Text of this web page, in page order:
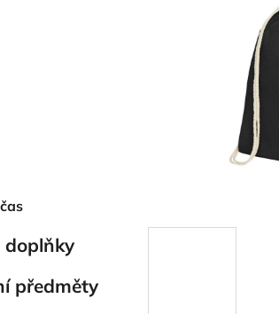
doplňky
předměty